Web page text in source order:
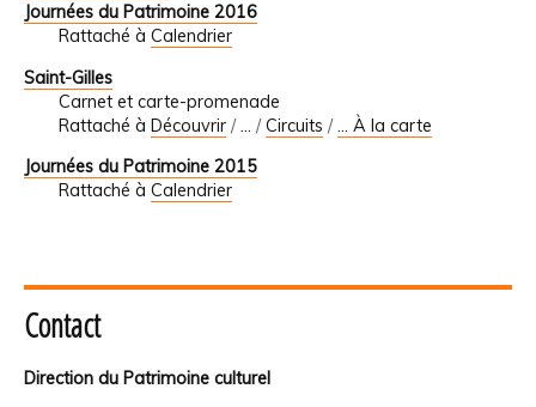
Journées du Patrimoine 2016
Rattaché à Calendrier
Saint-Gilles
Carnet et carte-promenade
Rattaché à Découvrir /… /Circuits /... À la carte
Journées du Patrimoine 2015
Rattaché à Calendrier
Contact
Direction du Patrimoine culturel